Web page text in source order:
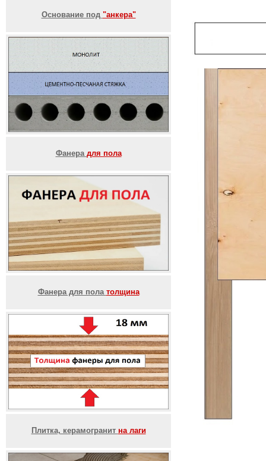
Основание под "анкера"
Фанера для пола
Фанера для пола толщина
Плитка, керамогранит на лаги